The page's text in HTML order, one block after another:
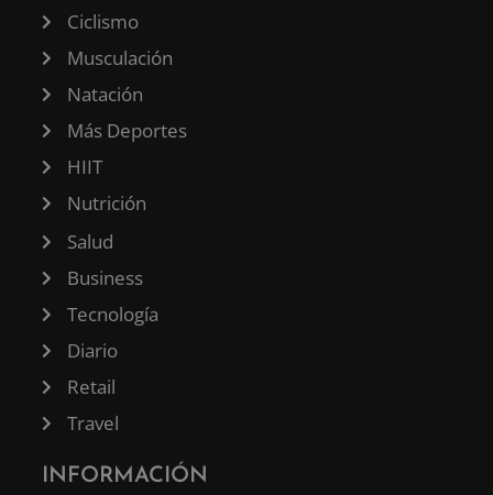
Ciclismo
Musculación
Natación
Más Deportes
HIIT
Nutrición
Salud
Business
Tecnología
Diario
Retail
Travel
INFORMACIÓN